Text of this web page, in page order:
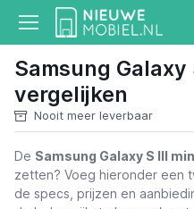
Samsung Galaxy
vergelijken
Nooit meer leverbaar
Samsung Galaxy S III
De Samsung Galaxy S III
zetten? Voeg hieronder een
de specs, prijzen en